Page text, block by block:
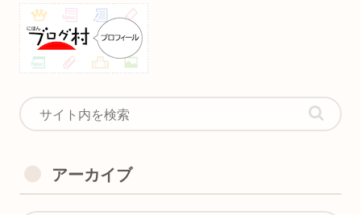
アーカイブ